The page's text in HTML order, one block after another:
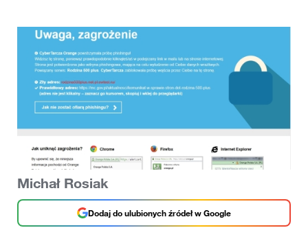
Michał Rosiak
Dodaj do ulubionych źródeł w Google